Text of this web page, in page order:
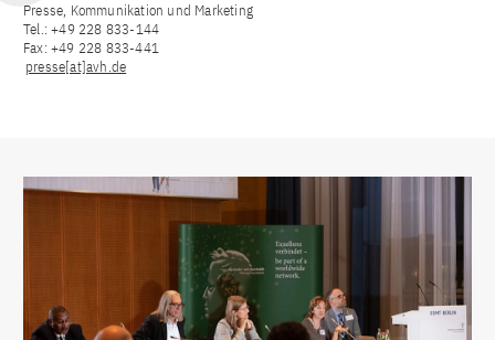
Presse, Kommunikation und Marketing
Tel.: +49 228 833-144
Fax: +49 228 833-441
presse[at]avh.de